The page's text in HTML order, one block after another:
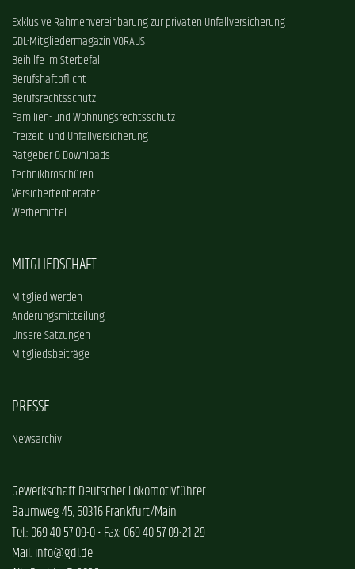
Exklusive Rahmenvereinbarung zur privaten Unfallversicherung
GDL-Mitgliedermagazin VORAUS
Beihilfe im Sterbefall
Berufshaftpflicht
Berufsrechtsschutz
Familien- und Wohnungsrechtsschutz
Freizeit- und Unfallversicherung
Ratgeber & Downloads
Technikbroschüren
Versichertenberater
Werbemittel
MITGLIEDSCHAFT
Mitglied werden
Änderungsmitteilung
Unsere Satzungen
Mitgliedsbeiträge
PRESSE
Newsarchiv
Gewerkschaft Deutscher Lokomotivführer
Baumweg 45, 60316 Frankfurt/Main
Tel.: 069 40 57 09-0 • Fax: 069 40 57 09-21 29
Mail: info@gdl.de